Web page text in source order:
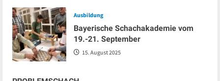
Ausbildung
Bayerische Schachakademie vom
19.-21. September
15. August 2025